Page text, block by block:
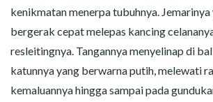
kenikmatan menerpa tubuhnya.
bergerak cepat melepas kancing
resleitingnya. Tangannya menyelinap di
katunnya yang berwarna putih, melewati
kemaluannya hingga sampai pada